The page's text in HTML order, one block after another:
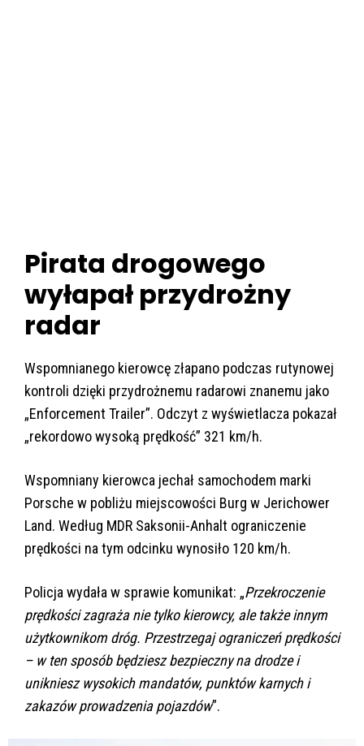
Pirata drogowego
wyłapał przydrożny
radar
Wspomnianego kierowcę złapano podczas rutynowej
kontroli dzięki przydrożnemu radarowi znanemu jako
„Enforcement Trailer”. Odczyt z wyświetlacza pokazał
„rekordowo wysoką prędkość” 321 km/h.
Wspomniany kierowca jechał samochodem marki
Porsche w pobliżu miejscowości Burg w Jerichower
Land. Według MDR Saksonii-Anhalt ograniczenie
prędkości na tym odcinku wynosiło 120 km/h.
Policja wydała w sprawie komunikat: „Przekroczenie
prędkości zagraża nie tylko kierowcy, ale także innym
użytkownikom dróg. Przestrzegaj ograniczeń prędkości
– w ten sposób będziesz bezpieczny na drodze i
unikniesz wysokich mandatów, punktów karnych i
zakazów prowadzenia pojazdów”.